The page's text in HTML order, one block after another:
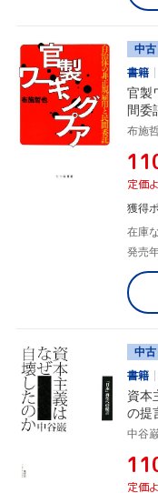
中古
書籍
官製
間委
布施
定価
獲得
在庫
発売
中古
書籍
資本
の提
中谷
定価